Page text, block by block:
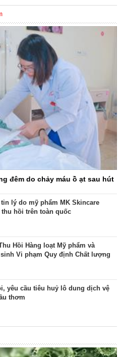
đêm do chảy máu ồ ạt sau hút
lý do mỹ phẩm MK Skincare
hồi trên toàn quốc
Hồi Hàng loạt Mỹ phẩm và
Vi phạm Quy định Chất lượng
yêu cầu tiêu huỷ lô dung dịch vệ
thơm